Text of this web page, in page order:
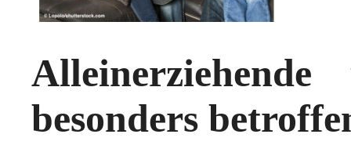
besonders